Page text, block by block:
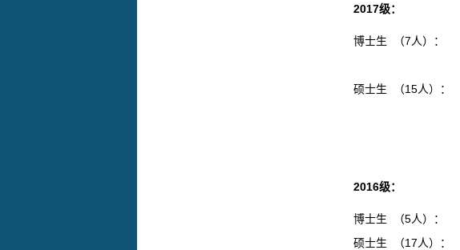
2017级：
博士生 （7人）：
硕士生 （15人）：
2016级：
博士生 （5人）：
硕士生 （17人）：